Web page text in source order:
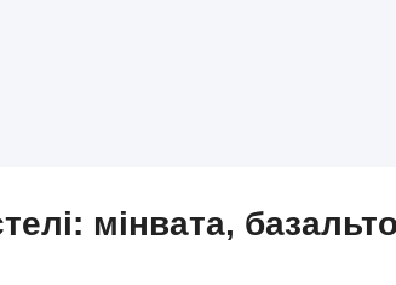
мінвата,